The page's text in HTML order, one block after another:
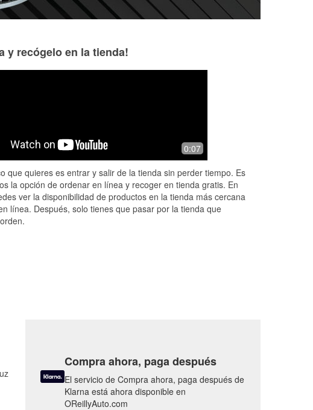
He was
and fast!
recommend
Really friendly and customer-focused
people. Best auto parts store I've ever
help with my car!
y recógelo en la tienda!
0:07
que quieres es entrar y salir de la tienda sin perder tiempo. Es
la opción de ordenar en línea y recoger en tienda gratis. En
ver la disponibilidad de productos en la tienda más cercana
línea. Después, solo tienes que pasar por la tienda que
Compra ahora, paga después
El servicio de Compra ahora, paga después de
Klarna está ahora disponible en
OReillyAuto.com